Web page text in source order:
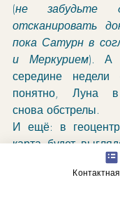
(не
отсканировать
пока Сатурн в
и Меркурием). А
середине
понятно, Луна в
снова обстрелы.
И ещё: в
карта будет
Намного хуже. Но
случае: